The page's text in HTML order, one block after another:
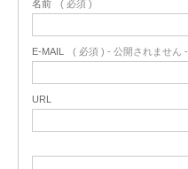
名前 ( 必須 )
E-MAIL ( 必須 ) - 公開されません -
URL